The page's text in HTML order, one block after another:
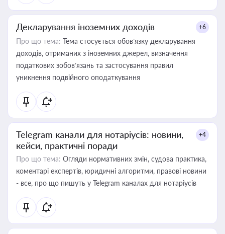
Декларування іноземних доходів +6
Про що тема: Тема стосується обов’язку декларування
доходів, отриманих з іноземних джерел, визначення
податкових зобов’язань та застосування правил
уникнення подвійного оподаткування
Telegram канали для нотаріусів: новини,
кейси, практичні поради
+4
Про що тема: Огляди нормативних змін, судова практика,
коментарі експертів, юридичні алгоритми, правові новини
- все, про що пишуть у Telegram каналах для нотаріусів